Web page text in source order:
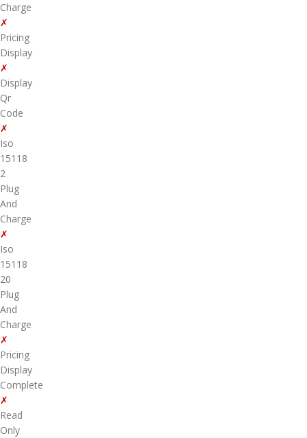
Charge
✗
Pricing
Display
✗
Display
Qr
Code
✗
Iso
15118
2
Plug
And
Charge
✗
Iso
15118
20
Plug
And
Charge
✗
Pricing
Display
Complete
✗
Read
Only